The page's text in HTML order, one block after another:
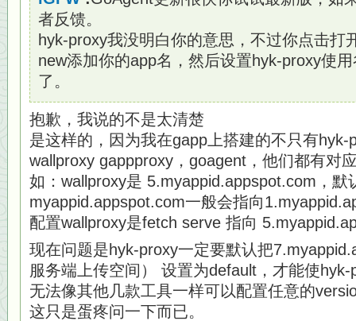
者反馈。
hyk-proxy我没明白你的意思，不过你点击打
new添加你的app名，然后设置hyk-proxy使
了。
抱歉，我说的不是太清楚
是这样的，因为我在gapp上搭建的不只有
wallproxy gappproxy，goagent，他们都有对
如：wallproxy是 5.myappid.appspot.com，默
myappid.appspot.com一般会指向
配置wallproxy是fetch serve 指向
现在问题是hyk-proxy一定要默认把
服务端上传空间） 设置为default，才能使hyk-
无法像其他几款工具一样可以配置任意的
这只是蛋疼问一下而已。